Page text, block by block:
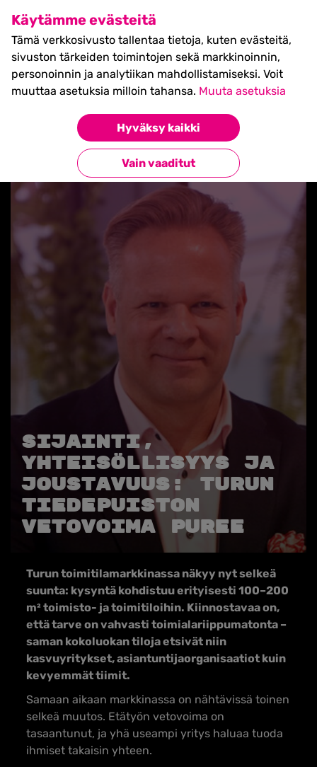
Käytämme evästeitä
Tämä verkkosivusto tallentaa tietoja, kuten evästeitä,
sivuston tärkeiden toimintojen sekä markkinoinnin,
personoinnin ja analytiikan mahdollistamiseksi. Voit
muuttaa asetuksia milloin tahansa. Muuta asetuksia
Hyväksy kaikki
Vain vaaditut
SHIFT Business Festival
27.5.2027, Turku - liput
myynnissä nyt! >>
Takaisin uutisiin
Sijainti,
yhteisöllisyys ja
joustavuus: Turun
Tiedepuiston
vetovoima puree
Turun toimitilamarkkinassa näkyy nyt selkeä
suunta: kysyntä kohdistuu erityisesti 100–200
m² toimisto- ja toimitiloihin. Kiinnostavaa on,
että tarve on vahvasti toimialariippumatonta –
saman kokoluokan tiloja etsivät niin
kasvuyritykset, asiantuntijaorganisaatiot kuin
kevyemmät tiimit.
Samaan aikaan markkinassa on nähtävissä toinen
selkeä muutos. Etätyön vetovoima on
tasaantunut, ja yhä useampi yritys haluaa tuoda
ihmiset takaisin yhteen.